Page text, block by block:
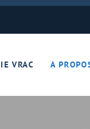
VRAC A